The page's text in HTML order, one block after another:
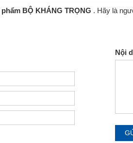
BỘ KHÁNG TRỌNG . Hãy là
Nội